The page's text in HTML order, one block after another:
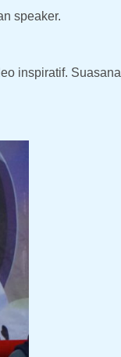
speaker.
inspiratif. Suasana